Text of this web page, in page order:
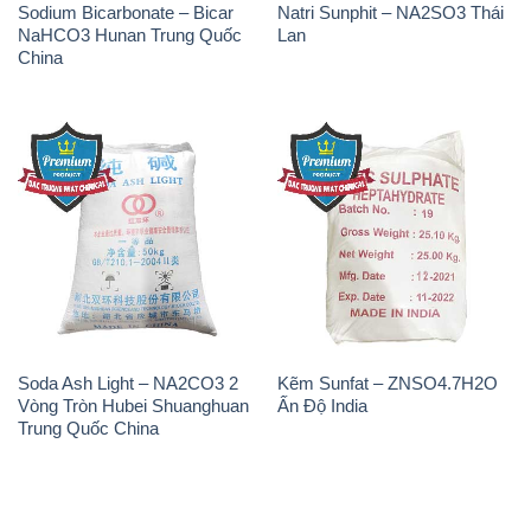
Sodium Bicarbonate – Bicar
NaHCO3 Hunan Trung Quốc
China
Natri Sunphit – NA2SO3 Thái
Lan
Soda Ash Light – NA2CO3 2
Vòng Tròn Hubei Shuanghuan
Trung Quốc China
Kẽm Sunfat – ZNSO4.7H2O
Ấn Độ India